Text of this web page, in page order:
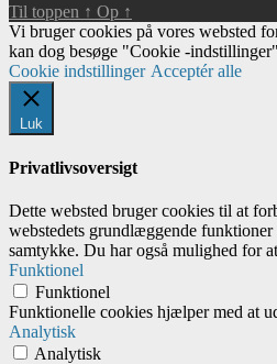
Til toppen ↑ Op ↑
Vi bruger cookies på vores websted
kan dog besøge "Cookie -
Cookie indstillinger Acceptér alle
Luk
Privatlivsoversigt
Dette websted bruger cookies til at
webstedets grundlæggende
samtykke. Du har også mulighed for
Funktionel
Funktionel
Funktionelle cookies hjælper med at
Analytisk
Analytisk